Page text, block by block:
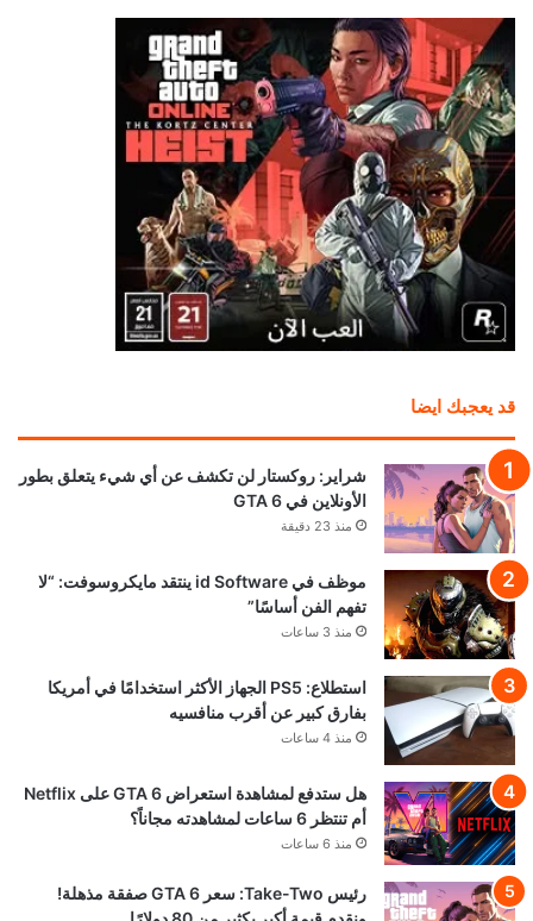
قد يعجبك ايضا
شراير: روكستار لن تكشف عن أي شيء يتعلق بطور
الأونلاين في GTA 6
منذ 23 دقيقة
موظف في id Software ينتقد مايكروسوفت: “لا
تفهم الفن أساسًا”
منذ 3 ساعات
استطلاع: PS5 الجهاز الأكثر استخدامًا في أمريكا
بفارق كبير عن أقرب منافسيه
منذ 4 ساعات
هل ستدفع لمشاهدة استعراض GTA 6 على Netflix
أم تنتظر 6 ساعات لمشاهدته مجاناً؟
منذ 6 ساعات
رئيس Take-Two: سعر GTA 6 صفقة مذهلة!